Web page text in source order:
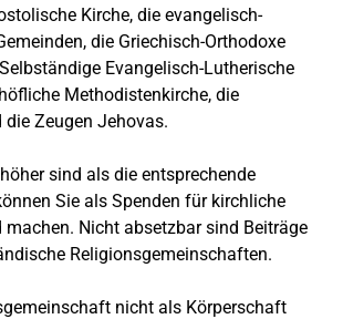
Kirche, die evangelisch-
die Griechisch-Orthodoxe
Evangelisch-Lutherische
Methodistenkirche, die
die Zeugen Jehovas.
sind als die entsprechende
Sie als Spenden für kirchliche
machen. Nicht absetzbar sind Beiträge
Religionsgemeinschaften.
nicht als Körperschaft